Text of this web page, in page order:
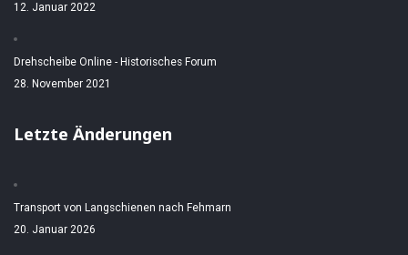
12. Januar 2022
Drehscheibe Online - Historisches Forum
28. November 2021
Letzte Änderungen
Transport von Langschienen nach Fehmarn
20. Januar 2026